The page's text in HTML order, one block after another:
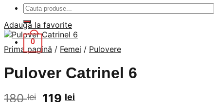
Caută
după:
0
Adauga la favorite
Prima pagină / Femei / Pulovere
Pulover Catrinel 6
180lei
Prețul
119leiPrețul